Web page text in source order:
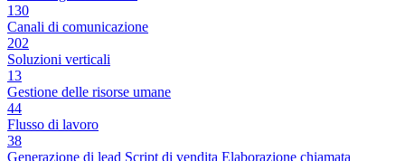
130
Canali di comunicazione
202
Soluzioni verticali
13
Gestione delle risorse umane
44
Flusso di lavoro
38
Generazione di lead Script di vendita Elaborazione chiamata